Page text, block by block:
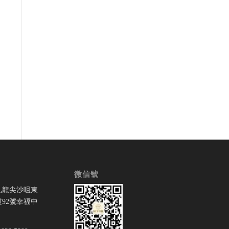
尖沙咀東
號幸福中
微信號